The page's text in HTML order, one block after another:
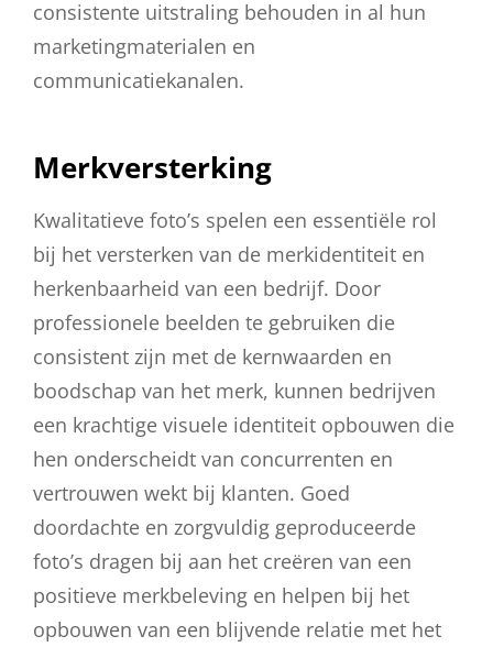
consistente uitstraling behouden in al hun
marketingmaterialen en
communicatiekanalen.
Merkversterking
Kwalitatieve foto’s spelen een essentiële rol
bij het versterken van de merkidentiteit en
herkenbaarheid van een bedrijf. Door
professionele beelden te gebruiken die
consistent zijn met de kernwaarden en
boodschap van het merk, kunnen bedrijven
een krachtige visuele identiteit opbouwen die
hen onderscheidt van concurrenten en
vertrouwen wekt bij klanten. Goed
doordachte en zorgvuldig geproduceerde
foto’s dragen bij aan het creëren van een
positieve merkbeleving en helpen bij het
opbouwen van een blijvende relatie met het